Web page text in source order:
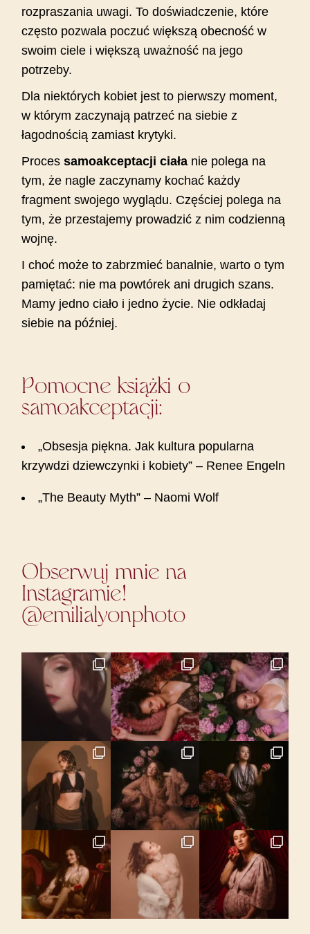
rozpraszania uwagi. To doświadczenie, które
często pozwala poczuć większą obecność w
swoim ciele i większą uważność na jego
potrzeby.
Dla niektórych kobiet jest to pierwszy moment,
w którym zaczynają patrzeć na siebie z
łagodnością zamiast krytyki.
Processamoakceptacji ciała nie polega na
tym, że nagle zaczynamy kochać każdy
fragment swojego wyglądu. Częściej polega na
tym, że przestajemy prowadzić z nim codzienną
wojnę.
I choć może to zabrzmieć banalnie, warto o tym
pamiętać: nie ma powtórek ani drugich szans.
Mamy jedno ciało i jedno życie. Nie odkładaj
siebie na później.
Pomocne książki o
samoakceptacji:
„Obsesja piękna. Jak kultura popularna
krzywdzi dziewczynki i kobiety” – Renee Engeln
„The Beauty Myth” – Naomi Wolf
Obserwuj mnie na
Instagramie!
@emilialyonphoto